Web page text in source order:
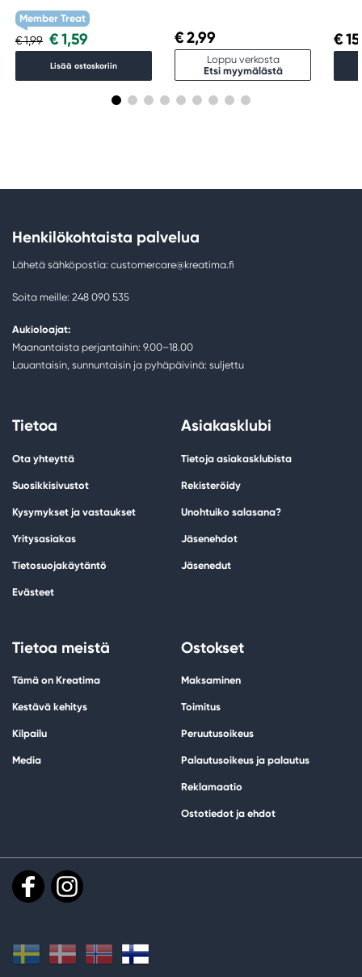
WG1
Member Treat
€ 1,99 € 1,59
Lisää ostoskoriin
€ 2,99
Loppu verkosta
Etsi myymälästä
€
Henkilökohtaista palvelua
Lähetä sähköpostia: customercare@kreatima.fi
Soita meille: 248 090 535
Aukioloajat:
Maanantaista perjantaihin: 9.00–18.00
Lauantaisin, sunnuntaisin ja pyhäpäivinä: suljettu
Tietoa
Ota yhteyttä
Suosikkisivustot
Kysymykset ja vastaukset
Yritysasiakas
Tietosuojakäytäntö
Evästeet
Asiakasklubi
Tietoja asiakasklubista
Rekisteröidy
Unohtuiko salasana?
Jäsenehdot
Jäsenedut
Tietoa meistä
Tämä on Kreatima
Kestävä kehitys
Kilpailu
Media
Ostokset
Maksaminen
Toimitus
Peruutusoikeus
Palautusoikeus ja palautus
Reklamaatio
Ostotiedot ja ehdot